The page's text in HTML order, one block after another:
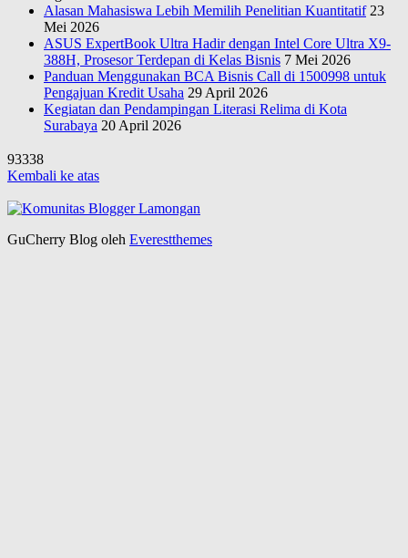
Alasan Mahasiswa Lebih Memilih Penelitian Kuantitatif 23
Mei 2026
ASUS ExpertBook Ultra Hadir dengan Intel Core Ultra X9-
388H, Prosesor Terdepan di Kelas Bisnis 7 Mei 2026
Panduan Menggunakan BCA Bisnis Call di 1500998 untuk
Pengajuan Kredit Usaha 29 April 2026
Kegiatan dan Pendampingan Literasi Relima di Kota
Surabaya 20 April 2026
93338
Kembali ke atas
GuCherry Blog oleh Everestthemes